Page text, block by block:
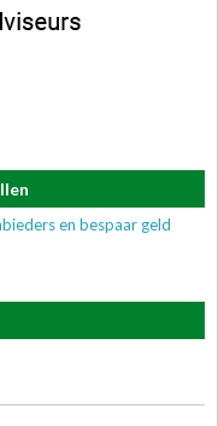
en bespaar geld